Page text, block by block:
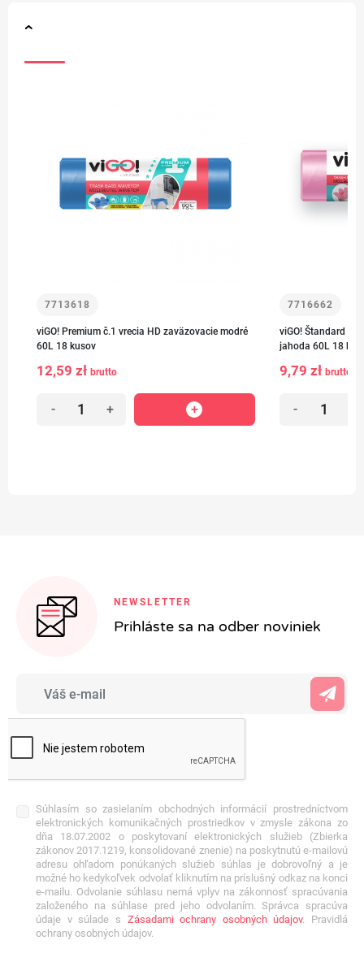
7713618
viGO! Premium č.1 vrecia HD zaväzovacie modré
60L 18 kusov
12,59 zł brutto
- +
7716662
viGO! Štandard
jahoda 60L 18
9,79 zł brutto
-
NEWSLETTER
Prihláste sa na odber noviniek
Súhlasím so zasielaním obchodných informácií prostredníctvom
elektronických komunikačných prostriedkov v zmysle zákona zo
dňa 18.07.2002 o poskytovaní elektronických služieb (Zbierka
zákonov 2017.1219, konsolidované znenie) na poskytnutú e-mailovú
adresu ohľadom ponúkaných služieb súhlas je dobrovoľný a je
možné ho kedykoľvek odvolať kliknutím na príslušný odkaz na konci
e-mailu. Odvolanie súhlasu nemá vplyv na zákonnosť spracúvania
založeného na súhlase pred jeho odvolaním. Správca spracúva
údaje v súlade s Zásadami ochrany osobných údajov. Pravidlá
ochrany osobných údajov.